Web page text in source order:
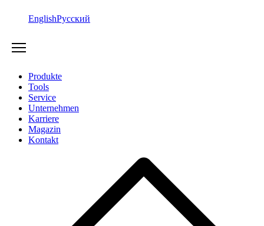
EnglishРусский
Produkte
Tools
Service
Unternehmen
Karriere
Magazin
Kontakt